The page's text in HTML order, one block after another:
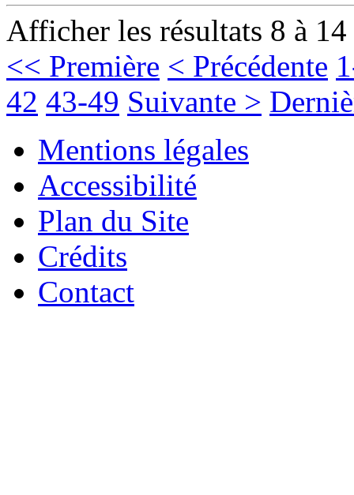
Afficher les résultats 8 à
<< Première < Précédente
42 43-49 Suivante >
Mentions légales
Accessibilité
Plan du Site
Crédits
Contact